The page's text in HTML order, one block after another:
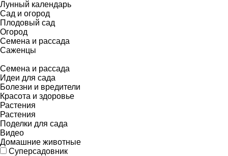
Лунный календарь
Сад и огород
Плодовый сад
Огород
Семена и рассада
Саженцы
Семена и рассада
Идеи для сада
Болезни и вредители
Красота и здоровье
Растения
Растения
Поделки для сада
Видео
Домашние животные
Суперсадовник